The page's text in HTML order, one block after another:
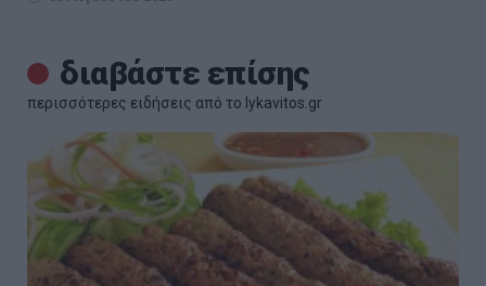
διαβάστε επίσης
περισσότερες ειδήσεις από το lykavitos.gr